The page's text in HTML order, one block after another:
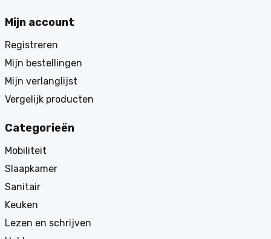
Mijn account
Registreren
Mijn bestellingen
Mijn verlanglijst
Vergelijk producten
Categorieën
Mobiliteit
Slaapkamer
Sanitair
Keuken
Lezen en schrijven